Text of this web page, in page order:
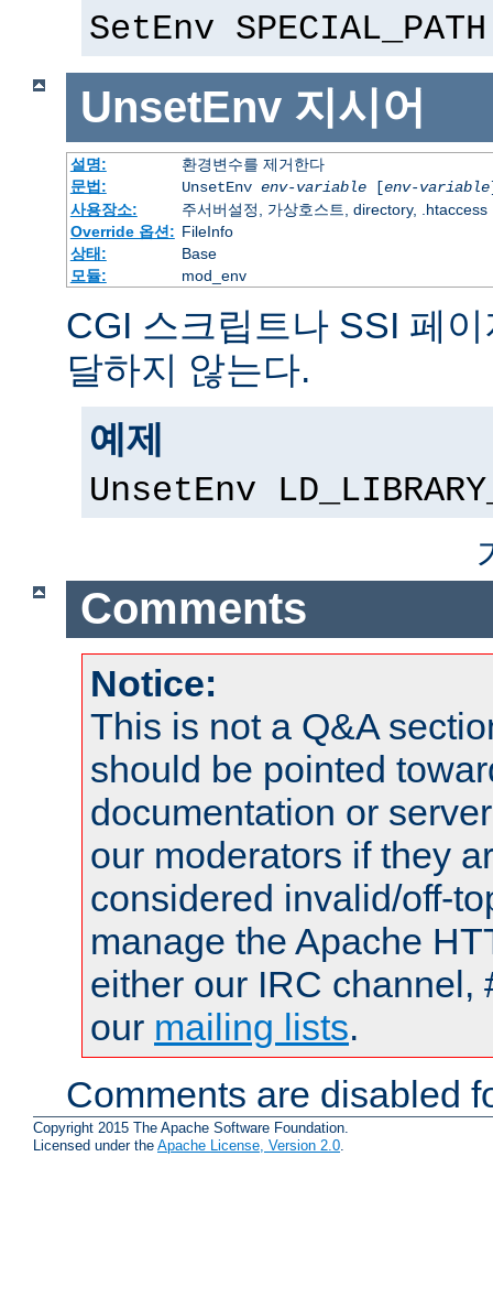
SetEnv
UnsetEnv 지시어
설명:
환경변수를 제거한다
문법:
UnsetEnv env-variable[env-variable
사용장소:
주서버설정, 가상호스트, directory, .htaccess
Override 옵션: FileInfo
상태:
Base
모듈:
mod_env
CGI 스크립트나 SSI 페
달하지 않는다.
예제
UnsetEnv
Comments
Notice:
This is not a Q&A
should be pointed
documentation or
our moderators if they
considered invalid/off-
manage the Apache
either our IRC channel,
our mailing lists.
Comments are disabled
Copyright 2015 The Apache Software Foundation.
Licensed under the Apache License, Version 2.0.